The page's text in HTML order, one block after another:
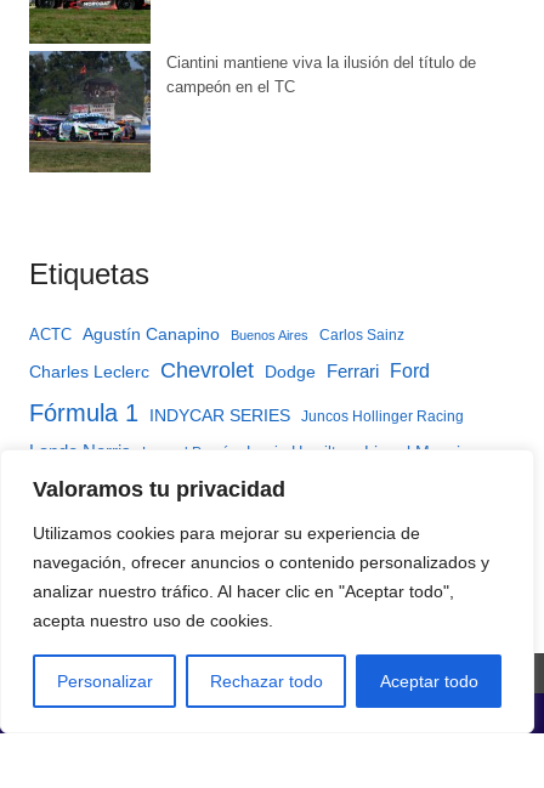
Valoramos tu privacidad
Utilizamos cookies para mejorar su experiencia de
navegación, ofrecer anuncios o contenido personalizados y
analizar nuestro tráfico. Al hacer clic en "Aceptar todo",
acepta nuestro uso de cookies.
Personalizar Rechazar todo Aceptar todo
Ciantini mantiene viva la ilusión del título de
campeón en el TC
Etiquetas
ACTC Agustín Canapino Buenos Aires Carlos Sainz
Charles Leclerc Chevrolet Dodge Ferrari Ford
Fórmula 1 INDYCAR SERIES Juncos Hollinger Racing
Lando Norris Leonel Pernía Lewis Hamilton Lionel Messi
Matías Rossi Max Verstappen McLaren
TC Pista Mouras Torino Turismo Carretera
Turismo Nacional Clase 3